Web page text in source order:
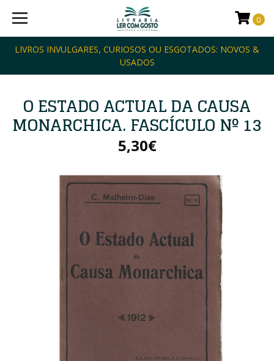
LIVROS INVULGARES, CURIOSOS OU ESGOTADOS: NOVOS &
USADOS
0
O ESTADO ACTUAL DA CAUSA
MONARCHICA. FASCÍCULO Nº 13
5,30€